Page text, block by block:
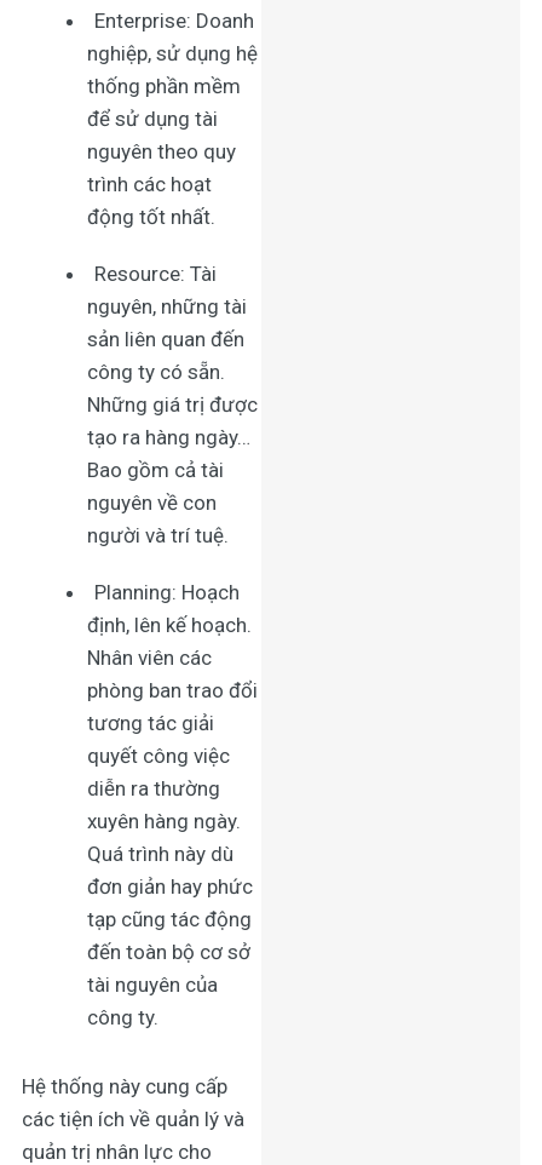
Enterprise: Doanh
nghiệp, sử dụng hệ
thống phần mềm
để sử dụng tài
nguyên theo quy
trình các hoạt
động tốt nhất.
Resource: Tài
nguyên, những tài
sản liên quan đến
công ty có sẵn.
Những giá trị được
tạo ra hàng ngày…
Bao gồm cả tài
nguyên về con
người và trí tuệ.
Planning: Hoạch
định, lên kế hoạch.
Nhân viên các
phòng ban trao đổi
tương tác giải
quyết công việc
diễn ra thường
xuyên hàng ngày.
Quá trình này dù
đơn giản hay phức
tạp cũng tác động
đến toàn bộ cơ sở
tài nguyên của
công ty.
Hệ thống này cung cấp
các tiện ích về quản lý và
quản trị nhân lực cho